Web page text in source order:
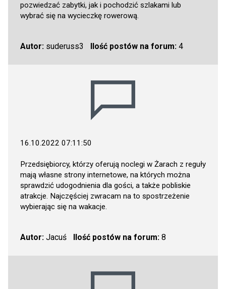
pozwiedzać zabytki, jak i pochodzić szlakami lub
wybrać się na wycieczkę rowerową.
Autor: suderuss3 Ilość postów na forum:4
16.10.2022 07:11:50
Przedsiębiorcy, którzy oferują noclegi w Żarach z reguły
mają własne strony internetowe, na których można
sprawdzić udogodnienia dla gości, a także pobliskie
atrakcje. Najczęściej zwracam na to spostrzeżenie
wybierając się na wakacje.
Autor: Jacuś Ilość postów na forum:8